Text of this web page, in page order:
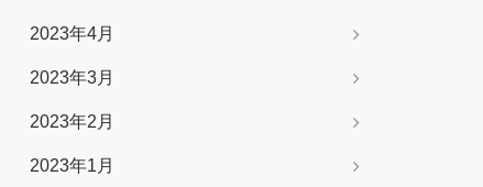
2023年4月
2023年3月
2023年2月
2023年1月